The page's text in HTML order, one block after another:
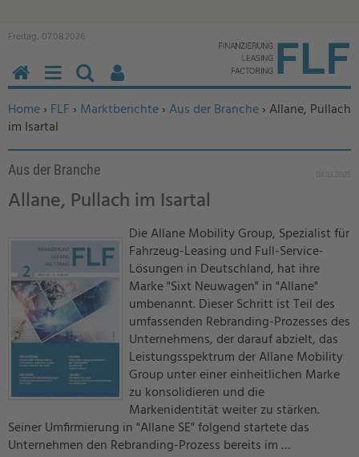
Freitag, 07.08.2026
Sie befinden sich hier:
Home› FLF › Marktberichte› Aus der Branche› Allane, Pullach
im Isartal
Aus der Branche 04.03.2025
Allane, Pullach im Isartal
Die Allane Mobility Group, Spezialist für
Fahrzeug-Leasing und Full-Service-
Lösungen in Deutschland, hat ihre
Marke "Sixt Neuwagen" in "Allane"
umbenannt. Dieser Schritt ist Teil des
umfassenden Rebranding-Prozesses des
Unternehmens, der darauf abzielt, das
Leistungsspektrum der Allane Mobility
Group unter einer einheitlichen Marke
zu konsolidieren und die
Markenidentität weiter zu stärken.
Seiner Umfirmierung in "Allane SE" folgend startete das
Unternehmen den Rebranding-Prozess bereits im …
HOMEMENÜSUCHEN
BENUTZERFUNKTIONEN